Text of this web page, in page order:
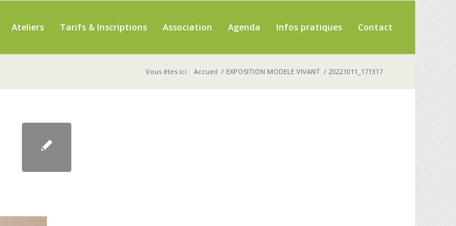
Ateliers Tarifs & Inscriptions Association Agenda Infos pratiques Contact
Vous êtes ici : Accueil / EXPOSITION MODELE VIVANT / 20221011_171317